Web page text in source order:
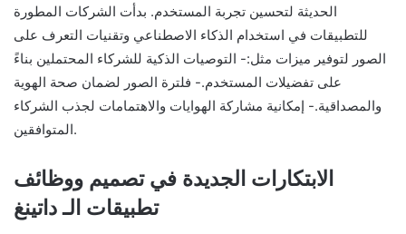
الحديثة لتحسين تجربة المستخدم. بدأت الشركات المطورة
للتطبيقات في استخدام الذكاء الاصطناعي وتقنيات التعرف على
الصور لتوفير ميزات مثل:- التوصيات الذكية للشركاء المحتملين بناءً
على تفضيلات المستخدم.- فلترة الصور لضمان صحة الهوية
والمصداقية.- إمكانية مشاركة الهوايات والاهتمامات لجذب الشركاء
المتوافقين.
الابتكارات الجديدة في تصميم ووظائف
تطبيقات الـ داتينغ